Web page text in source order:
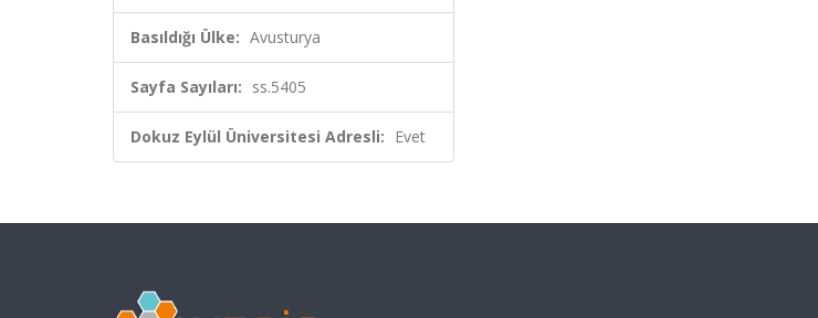
Basıldığı Ülke: Avusturya
Sayfa Sayıları: ss.5405
Dokuz Eylül Üniversitesi Adresli: Evet